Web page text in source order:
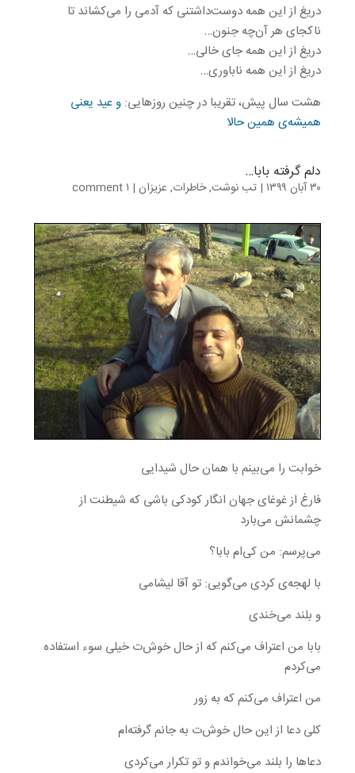
دریغ از این همه دوست‌داشتنی که آدمی را می‌کشاند تا
ناکجای هر آن‌چه جنون…
دریغ از این همه جای خالی…
دریغ از این همه ناباوری…
هشت سال پیش، تقریبا در چنین روزهایی: و عید یعنی
همیشه‌ی همین حالا
دلم گرفته بابا…
۳۰ آبان ۱۳۹۹ | تب نوشت,خاطرات, عزیزان| ۱ comment
خوابت را می‌بینم با همان حال شیدایی
فارغ از غوغای جهان انگار کودکی باشی که شیطنت از
چشمانش می‌بارد
می‌پرسم: من کی‌ام بابا؟
با لهجه‌ی کردی می‌گویی: تو آقا لیشامی
و بلند می‌خندی
بابا من اعتراف می‌کنم که از حال خوش‌ت خیلی سوء استفاده
می‌کردم
من اعتراف می‌کنم که به زور
کلی دعا از این حال خوش‌ت به جانم گرفته‌ام
دعاها را بلند می‌خواندم و تو تکرار می‌کردی